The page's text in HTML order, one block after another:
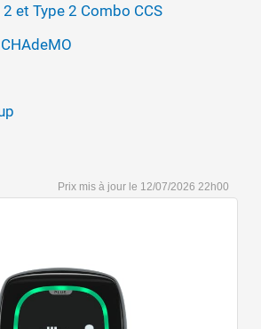
et Type 2 Combo CCS
12/07/2026 22h00